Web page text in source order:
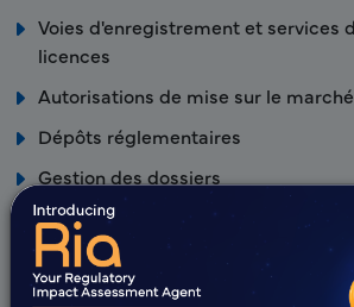
Voies d'enregistrement et services
licences
Autorisations de mise sur le marché
Dépôts réglementaires
Gestion des dossiers
Pharmacovigilance
Avantages Freyr